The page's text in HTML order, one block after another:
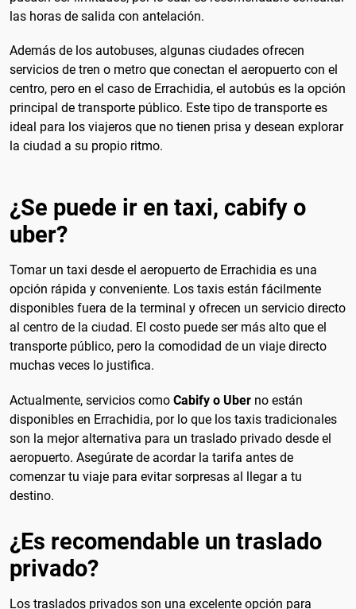
las horas de salida con antelación.
Además de los autobuses, algunas ciudades ofrecen
servicios de tren o metro que conectan el aeropuerto con el
centro, pero en el caso de Errachidia, el autobús es la opción
principal de transporte público. Este tipo de transporte es
ideal para los viajeros que no tienen prisa y desean explorar
la ciudad a su propio ritmo.
¿Se puede ir en taxi, cabify o
uber?
Tomar un taxi desde el aeropuerto de Errachidia es una
opción rápida y conveniente. Los taxis están fácilmente
disponibles fuera de la terminal y ofrecen un servicio directo
al centro de la ciudad. El costo puede ser más alto que el
transporte público, pero la comodidad de un viaje directo
muchas veces lo justifica.
Actualmente, servicios como Cabify o Uber no están
disponibles en Errachidia, por lo que los taxis tradicionales
son la mejor alternativa para un traslado privado desde el
aeropuerto. Asegúrate de acordar la tarifa antes de
comenzar tu viaje para evitar sorpresas al llegar a tu
destino.
¿Es recomendable un traslado
privado?
Los traslados privados son una excelente opción para